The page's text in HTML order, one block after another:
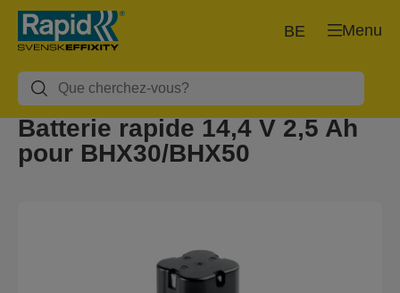
Menu
BE
Batterie rapide 14,4 V 2,5 Ah
pour BHX30/BHX50